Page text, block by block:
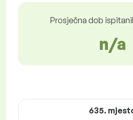
Prosječna dob
n/a
635.